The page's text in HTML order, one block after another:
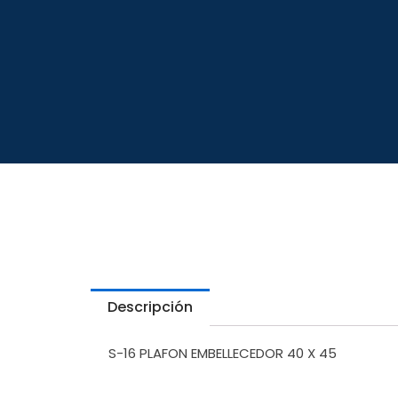
Descripción
S-16 PLAFON EMBELLECEDOR 40 X 45